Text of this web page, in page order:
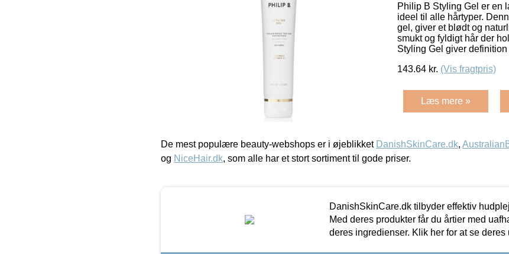
Philip B Styling Gel er en
ideel til alle hårtyper.
gel, giver et blødt og
smukt og fyldigt hår der
Styling Gel giver definition
143.64 kr. (Vis fragtpris)
Læs mere »
De mest populære beauty-webshops er i øjeblikket DanishSkinCare.dk,
og NiceHair.dk, som alle har et stort sortiment til gode priser.
DanishSkinCare.dk tilbyder effektiv
Med deres produkter får du årtier med
deres ingredienser. Klik her for at se deres